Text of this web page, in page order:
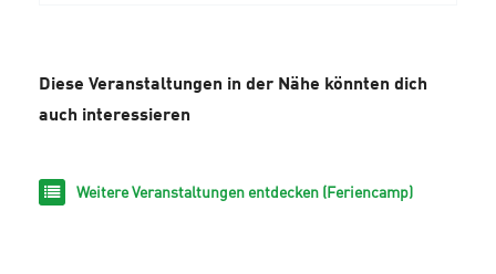
Diese Veranstaltungen in der Nähe könnten dich
auch interessieren
Weitere Veranstaltungen entdecken (Feriencamp)